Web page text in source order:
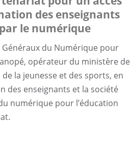
des enseignants
le numérique
Généraux du Numérique pour
opérateur du ministère de
la jeunesse et des sports, en
des enseignants et la société
numérique pour l’éducation